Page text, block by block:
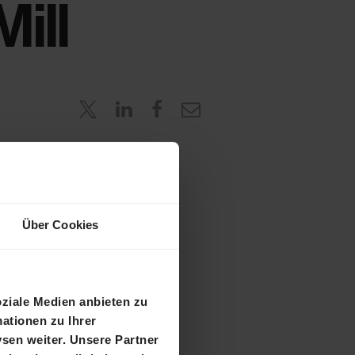
Über Cookies
Medien anbieten zu
zu Ihrer
weiter. Unsere Partner
2017, is
site in
by